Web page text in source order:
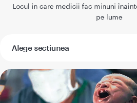
Locul in care medicii fac minuni
pe lume
Alege sectiunea